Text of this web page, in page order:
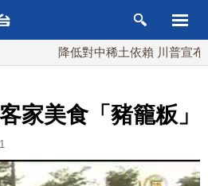
降低對中稀土依賴 川普宣布礦業投
家美食「豬籠粄」